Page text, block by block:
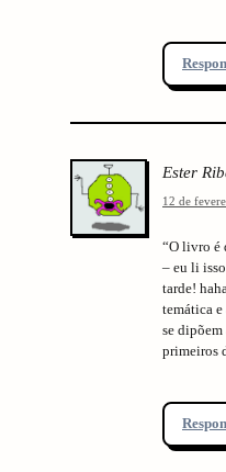
Ester
12 de
“O livro é
– eu li
tarde!
temática
se dipõem
primeiros